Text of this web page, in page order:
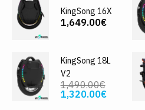
KingSong 16X
1,649.00€
KingSong 18L
V2
1,490.00€
1,320.00€